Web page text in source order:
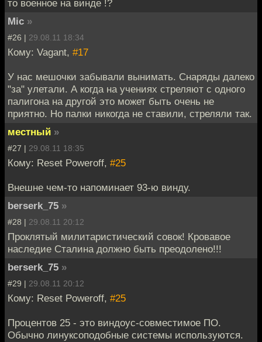
то военное на винде !?
Mic »
#26 | 29.08.11 18:34
Кому: Vagant, #17
У нас мешочки забывали вынимать. Снаряды далеко
"за" улетали. А когда на учениях стреляют с одного
палигона на другой это может быть очень не
приятно. Но палки никогда не ставили, стреляли так.
местный »
#27 | 29.08.11 18:35
Кому: Reset Poweroff, #25
Внешне чем-то напоминает 93-ю винду.
berserk_75 »
#28 | 29.08.11 20:12
Проклятый милитаристический совок! Кровавое
наследие Сталина должно быть преодолено!!!
berserk_75 »
#29 | 29.08.11 20:12
Кому: Reset Poweroff, #25
Процентов 25 - это виндоус-совместимое ПО.
Обычно линуксоподобные системы используются.